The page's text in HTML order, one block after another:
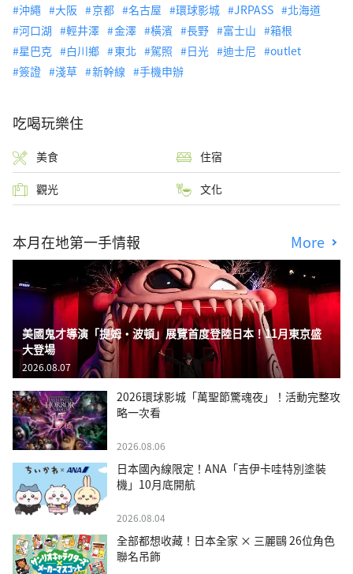
沖繩 大阪 京都 名古屋 環球影城 JRPASS
北海道
河口湖
輕井澤 金澤 橫濱 長野 富士山
箱根
星巴克
白川鄉 東北 駕照 日光 迪士尼
outlet
簽證
淺草 新幹線 手機申辦
吃喝玩樂住
美食 住宿
觀光 文化
本月在地第一手情報 More
美國鬼才導演「提姆・波頓」展覽首度登陸日本！11月東京盛
大登場
2026.08.07
2026環球影城「萬聖節驚魂夜」！活動完整攻
略一次看
2026.08.06
日本國內線限定！ANA「吉伊卡哇特別塗裝
機」10月底開航
2026.08.04
全部都想收藏！日本全家 × 三麗鷗 26位角色
聯名吊飾